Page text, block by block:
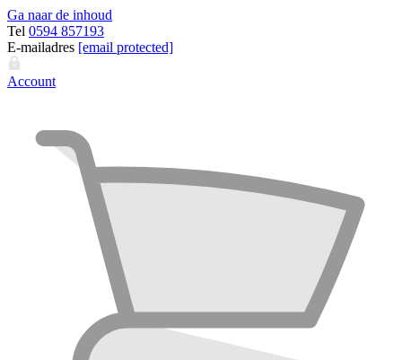
Ga naar de inhoud
Tel 0594 857193
E-mailadres [email protected]
Account